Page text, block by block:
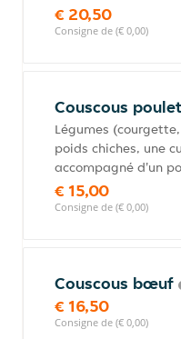
€ 20,50
Consigne de (€ 0,00)
Couscous poulet
Légumes
poids chiches, une
accompagné d'un
€ 15,00
Consigne de (€ 0,00)
Couscous bœuf
€ 16,50
Consigne de (€ 0,00)